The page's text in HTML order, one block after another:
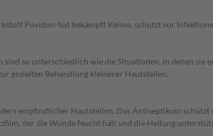
Povidon-Iod bekämpft Keime, schützt vor
so unterschiedlich wie die Situationen, in denen sie
gezielten Behandlung kleinerer Hautstellen.
empfindlicher Hautstellen. Das Antiseptikum
der die Wunde feucht hält und die Heilung